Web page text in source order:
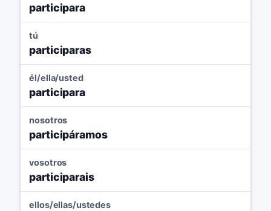
participara
tú
participaras
él/ella/usted
participara
nosotros
participáramos
vosotros
participarais
ellos/ellas/ustedes